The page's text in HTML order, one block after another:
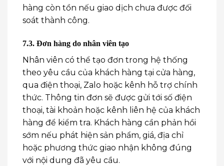
hàng còn tồn nếu giao dịch chưa được đối
soát thành công.
7.3. Đơn hàng do nhân viên tạo
Nhân viên có thể tạo đơn trong hệ thống
theo yêu cầu của khách hàng tại cửa hàng,
qua điện thoại, Zalo hoặc kênh hỗ trợ chính
thức. Thông tin đơn sẽ được gửi tới số điện
thoại, tài khoản hoặc kênh liên hệ của khách
hàng để kiểm tra. Khách hàng cần phản hồi
sớm nếu phát hiện sản phẩm, giá, địa chỉ
hoặc phương thức giao nhận không đúng
với nội dung đã yêu cầu.